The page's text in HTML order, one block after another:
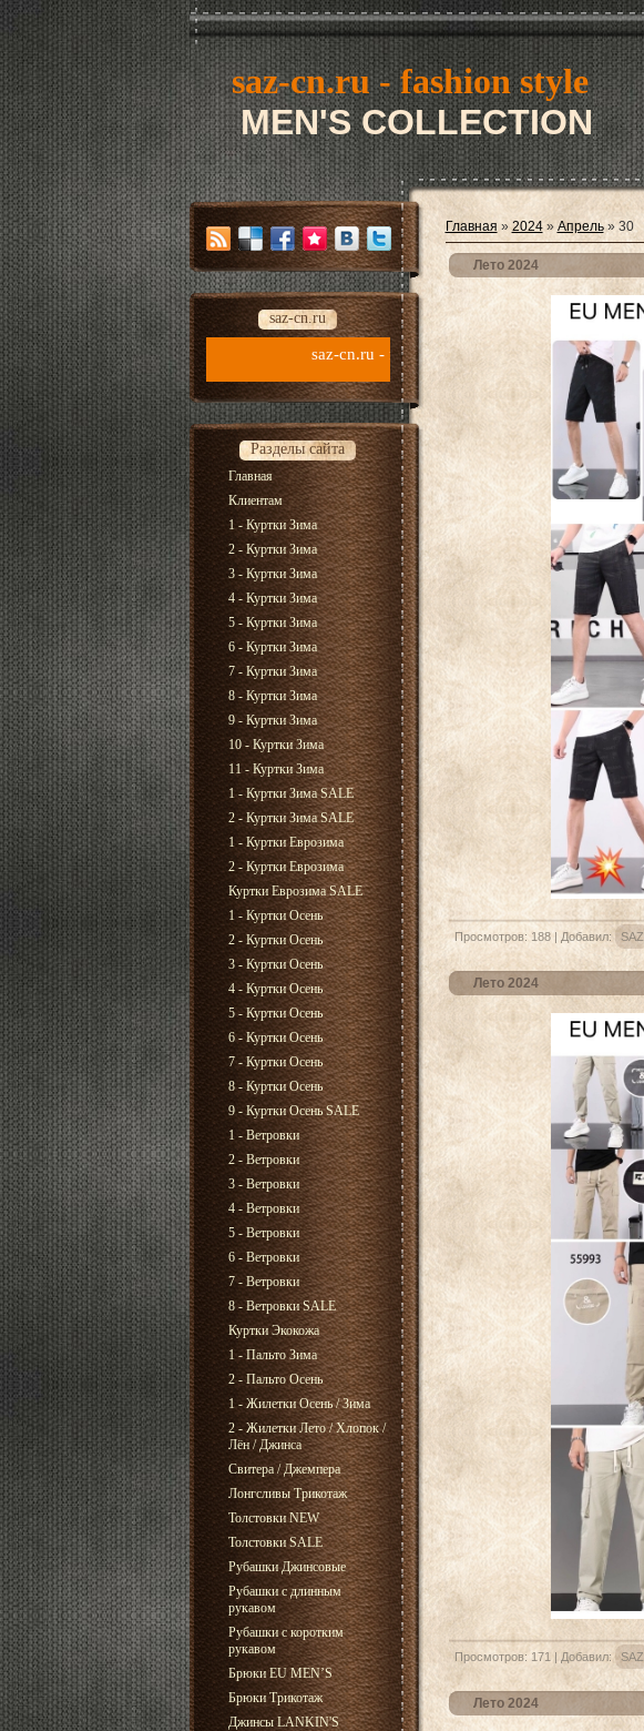
saz-cn.ru - fashion style
MEN'S COLLECTION
saz-cn.ru
saz-cn.ru - fashion style new collection 2026
Разделы сайта
Главная
Клиентам
1 - Куртки Зима
2 - Куртки Зима
3 - Куртки Зима
4 - Куртки Зима
5 - Куртки Зима
6 - Куртки Зима
7 - Куртки Зима
8 - Куртки Зима
9 - Куртки Зима
10 - Куртки Зима
11 - Куртки Зима
1 - Куртки Зима SALE
2 - Куртки Зима SALE
1 - Куртки Еврозима
2 - Куртки Еврозима
Куртки Еврозима SALE
1 - Куртки Осень
2 - Куртки Осень
3 - Куртки Осень
4 - Куртки Осень
5 - Куртки Осень
6 - Куртки Осень
7 - Куртки Осень
8 - Куртки Осень
9 - Куртки Осень SALE
1 - Ветровки
2 - Ветровки
3 - Ветровки
4 - Ветровки
5 - Ветровки
6 - Ветровки
7 - Ветровки
8 - Ветровки SALE
Куртки Экокожа
1 - Пальто Зима
2 - Пальто Осень
1 - Жилетки Осень / Зима
2 - Жилетки Лето / Хлопок /
Лён / Джинса
Свитера / Джемпера
Лонгсливы Трикотаж
Толстовки NEW
Толстовки SALE
Рубашки Джинсовые
Рубашки с длинным
рукавом
Рубашки с коротким
рукавом
Брюки EU MEN’S
Брюки Трикотаж
Джинсы LANKIN'S
Главная » 2024 » Апрель » 30
Лето 2024
Просмотров: 188 | Добавил: SAZ
Лето 2024
Просмотров: 171 | Добавил: SAZ
Лето 2024